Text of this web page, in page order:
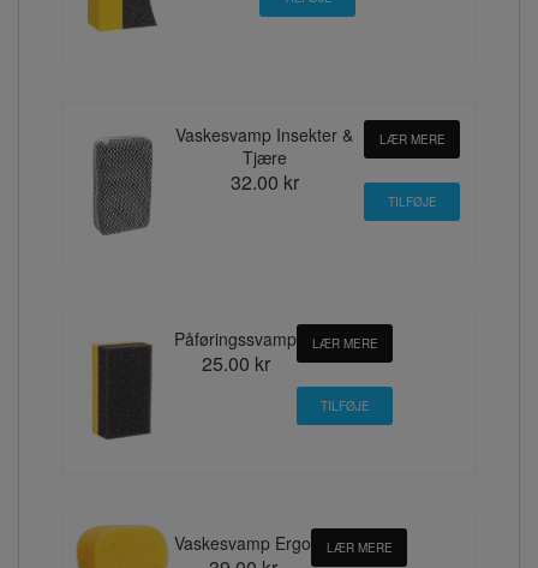
Vaskesvamp Insekter &
Tjære
32.00 kr
LÆR MERE
Påføringssvamp
25.00 kr
LÆR MERE
Vaskesvamp Ergo LÆR MERE